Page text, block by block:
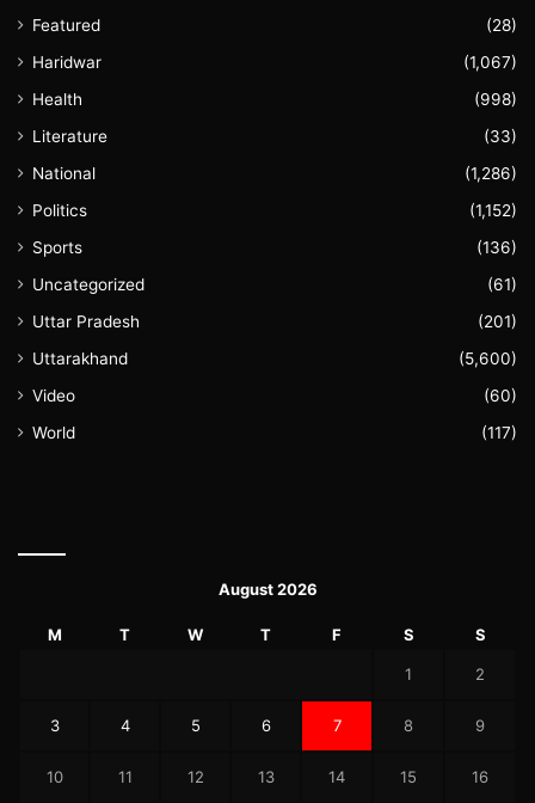
Featured
(28)
Haridwar
(1,067)
Health
(998)
Literature
(33)
National
(1,286)
Politics
(1,152)
Sports
(136)
Uncategorized
(61)
Uttar Pradesh
(201)
Uttarakhand
(5,600)
Video
(60)
World
(117)
August 2026
M T W T F S S
1 2
3 4 5 6 7 8 9
10 11 12 13 14 15 16